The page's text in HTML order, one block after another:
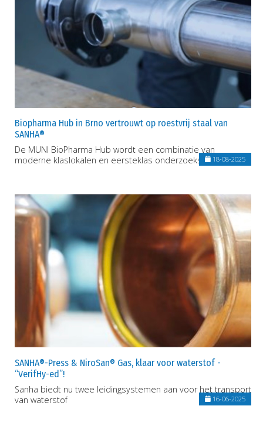
Biopharma Hub in Brno vertrouwt op roestvrij staal van
SANHA®
De MUNI BioPharma Hub wordt een combinatie van
moderne klaslokalen en eersteklas onderzoeksfaciliteiten.
18-08-2025
SANHA®-Press & NiroSan® Gas, klaar voor waterstof -
“VerifHy-ed”!
Sanha biedt nu twee leidingsystemen aan voor het transport
van waterstof
16-06-2025